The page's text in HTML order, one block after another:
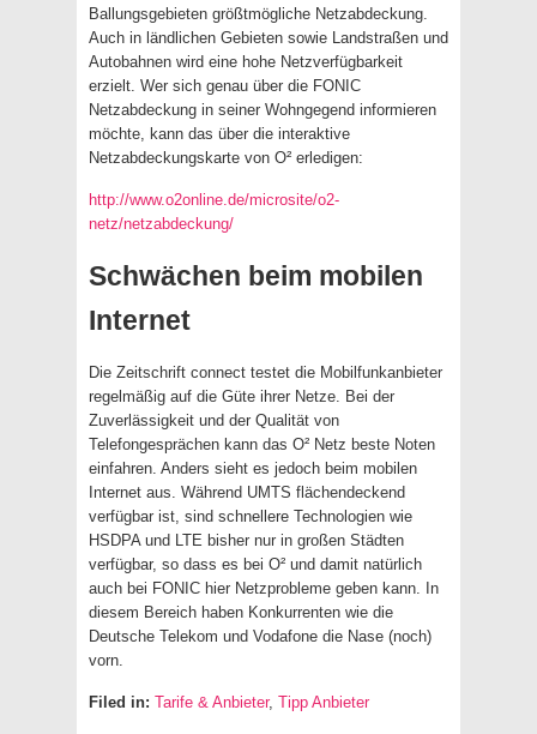
Ballungsgebieten größtmögliche Netzabdeckung.
Auch in ländlichen Gebieten sowie Landstraßen und
Autobahnen wird eine hohe Netzverfügbarkeit
erzielt. Wer sich genau über die FONIC
Netzabdeckung in seiner Wohngegend informieren
möchte, kann das über die interaktive
Netzabdeckungskarte von O² erledigen:
http://www.o2online.de/microsite/o2-
netz/netzabdeckung/
Schwächen beim mobilen
Internet
Die Zeitschrift connect testet die Mobilfunkanbieter
regelmäßig auf die Güte ihrer Netze. Bei der
Zuverlässigkeit und der Qualität von
Telefongesprächen kann das O² Netz beste Noten
einfahren. Anders sieht es jedoch beim mobilen
Internet aus. Während UMTS flächendeckend
verfügbar ist, sind schnellere Technologien wie
HSDPA und LTE bisher nur in großen Städten
verfügbar, so dass es bei O² und damit natürlich
auch bei FONIC hier Netzprobleme geben kann. In
diesem Bereich haben Konkurrenten wie die
Deutsche Telekom und Vodafone die Nase (noch)
vorn.
Filed in: Tarife & Anbieter, Tipp Anbieter